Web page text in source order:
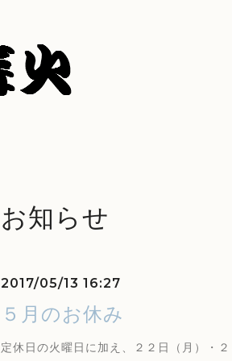
お知らせ
2017/05/13 16:27
５月のお休み
定休日の火曜日に加え、２２日（月）・